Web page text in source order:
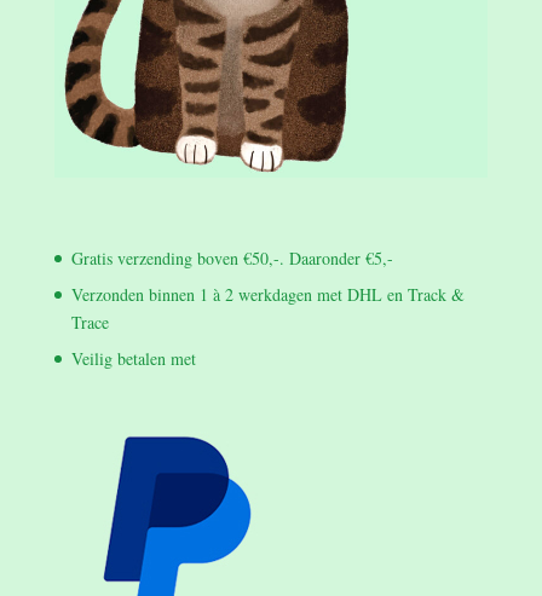
Gratis verzending boven €50,-. Daaronder €5,-
Verzonden binnen 1 à 2 werkdagen met DHL en Track &
Trace
Veilig betalen met